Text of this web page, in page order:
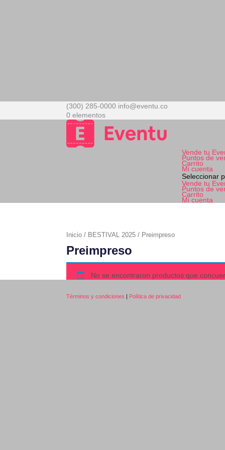
(300) 285-0000 info@eventu.co
0 elementos
Vende tu
Puntos de
Carrito
Mi cuenta
Seleccionar
Vende tu
Puntos de
Carrito
Mi cuenta
Inicio / BESTIVAL 2025 / Preimpreso
Preimpreso
No se encontraron productos que
Términos y condiciones | Política de privacidad